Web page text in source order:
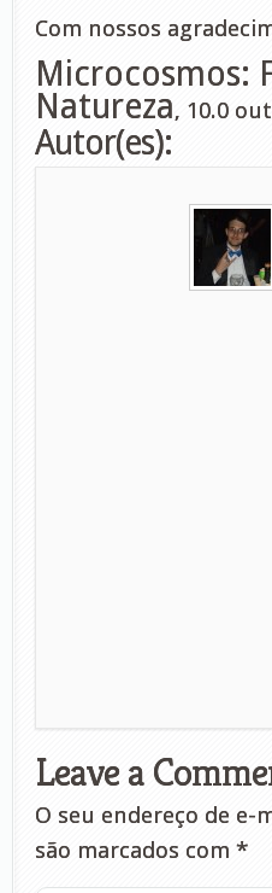
Com nossos
Microcosmos:
Natureza, 10.0
Autor(es):
Leave a
O seu endereço de e-
são marcados com *